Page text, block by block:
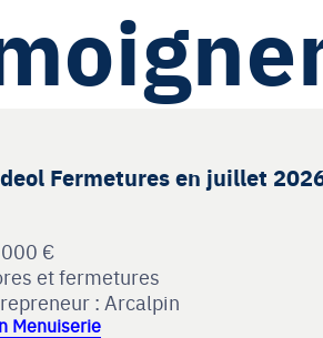
Fermetures en juillet
€
et fermetures
: Arcalpin
Menuiserie